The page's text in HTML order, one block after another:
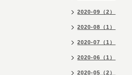
2020-09（2）
2020-08（1）
2020-07（1）
2020-06（1）
2020-05（2）